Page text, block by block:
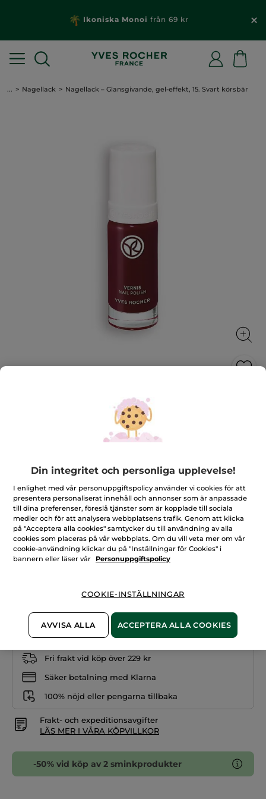
Ikoniska Monoi från 69 kr
... Nagellack Nagellack – Glansgivande, gel-effekt, 15. Svart körsbär
Nagellack – Glansgivande, gel-effekt,
15. Svart körsbär
Maximalt med färg och glans med omtanke om
4.7
★★★★★
★★★★★
4.7
av
stjärnor.
Läs
recensioner
för
Nagellack
–
Glansgivande,
pärlemor
LÄGG TILL RECENSION
199,00 Kr
Sakura Rosa
PRODUKTEN ÄR TILLFÄLLIGT SLUT
Fri frakt vid köp över 229 kr
Säker betalning med Klarna
100% nöjd eller pengarna tillbaka
Frakt- och expeditionsavgifter
LÄS MER I VÅRA KÖPVILLKOR
-50% vid köp av 2 sminkprodukter
Din integritet och personliga upplevelse!
I enlighet med vår personuppgiftspolicy använder vi cookies för att
presentera personaliserat innehåll och annonser som är anpassade
till dina preferenser, föreslå tjänster som är kopplade till sociala
medier och för att analysera webbplatsens trafik. Genom att klicka
på "Acceptera alla cookies" samtycker du till användning av alla
cookies som placeras på vår webbplats. Om du vill veta mer om vår
cookie-användning klickar du på "Inställningar för Cookies" i
bannern eller läser vår
Personuppgiftspolicy
COOKIE-INSTÄLLNINGAR
AVVISA ALLA ACCEPTERA ALLA COOKIES